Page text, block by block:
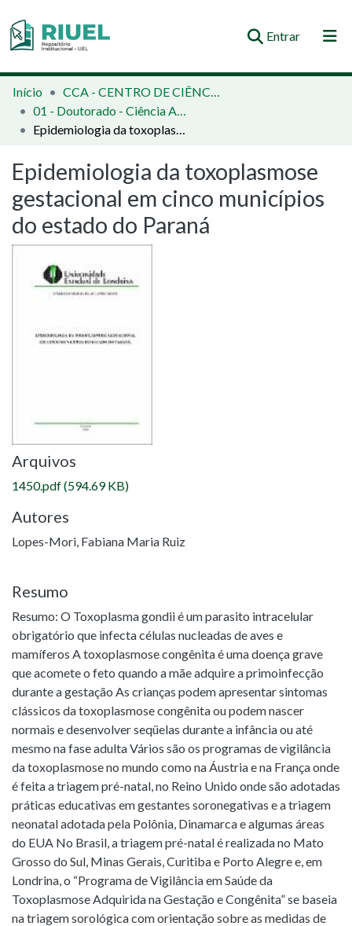
Entrar(current)
Orientações e Normas
Comunidades e Coleções
Estatísticas
Início
CCA - CENTRO DE CIÊNCIAS AGRÁRIAS
01 - Doutorado - Ciência Animal
Epidemiologia da toxoplasmose gestacional em cinco municípios do estado do Paraná
Epidemiologia da toxoplasmose
gestacional em cinco municípios
do estado do Paraná
Arquivos
1450.pdf(594.69 KB)
Autores
Lopes-Mori, Fabiana Maria Ruiz
Resumo
Resumo: O Toxoplasma gondii é um parasito intracelular
obrigatório que infecta células nucleadas de aves e
mamíferos A toxoplasmose congênita é uma doença grave
que acomete o feto quando a mãe adquire a primoinfecção
durante a gestação As crianças podem apresentar sintomas
clássicos da toxoplasmose congênita ou podem nascer
normais e desenvolver seqüelas durante a infância ou até
mesmo na fase adulta Vários são os programas de vigilância
da toxoplasmose no mundo como na Áustria e na França onde
é feita a triagem pré-natal, no Reino Unido onde são adotadas
práticas educativas em gestantes soronegativas e a triagem
neonatal adotada pela Polônia, Dinamarca e algumas áreas
do EUA No Brasil, a triagem pré-natal é realizada no Mato
Grosso do Sul, Minas Gerais, Curitiba e Porto Alegre e, em
Londrina, o “Programa de Vigilância em Saúde da
Toxoplasmose Adquirida na Gestação e Congênita” se baseia
na triagem sorológica com orientação sobre as medidas de